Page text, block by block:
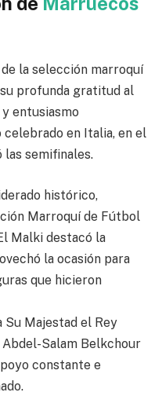
la selección marroquí
su profunda gratitud al
entusiasmo
en Italia, en el
las semifinales.
histórico,
Marroquí de Fútbol
Malki destacó la
la ocasión para
que hicieron
Su Majestad el Rey
Abdel-Salam Belkchour
constante e